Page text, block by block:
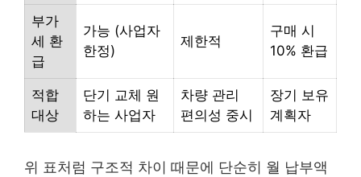
부가
세 환
급
가능 (사업자
한정)
제한적
구매 시
10% 환급
적합
대상
단기 교체 원
하는 사업자
차량 관리
편의성 중시
장기 보유
계획자
위 표처럼 구조적 차이 때문에 단순히 월 납부액